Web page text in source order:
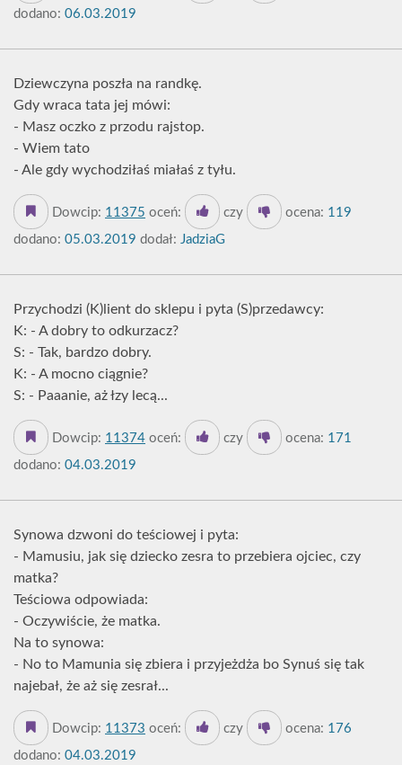
dodano: 06.03.2019
Dziewczyna poszła na randkę.
Gdy wraca tata jej mówi:
- Masz oczko z przodu rajstop.
- Wiem tato
- Ale gdy wychodziłaś miałaś z tyłu.
Dowcip: 11375 oceń: czy ocena: 119
dodano: 05.03.2019 dodał: JadziaG
Przychodzi (K)lient do sklepu i pyta (S)przedawcy:
K: - A dobry to odkurzacz?
S: - Tak, bardzo dobry.
K: - A mocno ciągnie?
S: - Paaanie, aż łzy lecą...
Dowcip: 11374 oceń: czy ocena: 171
dodano: 04.03.2019
Synowa dzwoni do teściowej i pyta:
- Mamusiu, jak się dziecko zesra to przebiera ojciec, czy
matka?
Teściowa odpowiada:
- Oczywiście, że matka.
Na to synowa:
- No to Mamunia się zbiera i przyjeżdża bo Synuś się tak
najebał, że aż się zesrał...
Dowcip: 11373 oceń: czy ocena: 176
dodano: 04.03.2019